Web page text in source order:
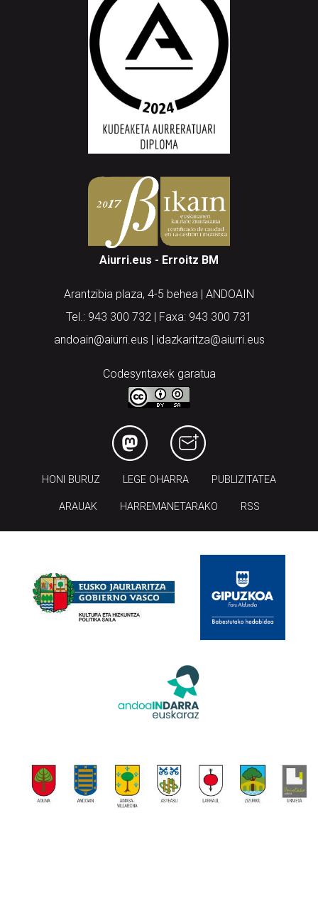
Aiurri.eus - Erroitz BM
Arantzibia plaza, 4-5 behea | ANDOAIN
Tel.: 943 300 732 | Faxa: 943 300 731
andoain@aiurri.eus | idazkaritza@aiurri.eus
Codesyntaxek garatua
HONI BURUZ LEGE OHARRA PUBLIZITATEA
ARAUAK HARREMANETARAKO RSS